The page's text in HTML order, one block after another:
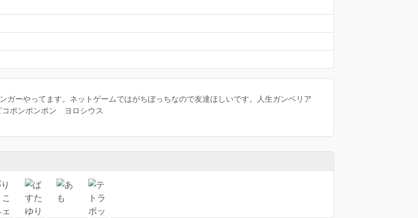
ガーやってます。ネットゲームではがちぼっちなので友達ほしいです。人生ガンベリア
ポンポンポン ヨロシウス